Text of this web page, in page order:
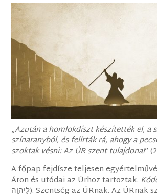
„Azután a homlokdíszt készítették el, a
színaranyból, és felírták rá, ahogy a
szoktak vésni: Az ÚR szent tulajdona!”
A főpap fejdísze teljesen
Áron és utódai az Úrhoz tartoztak.
לַיהוָֽה). Szentség az ÚRnak. Az ÚRnak szentelt. Az ÚR